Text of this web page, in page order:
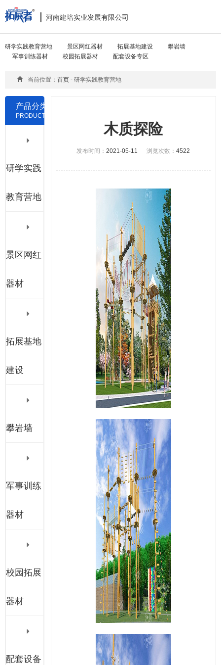
河南建培实业发展有限公司
研学实践教育营地 景区网红器材 拓展基地建设
攀岩墙
军事训练器材
校园拓展器材 配套设备专区
当前位置： 首页 - 研学实践教育营地
产品分类
PRODUCTS
研学实践
教育营地
景区网红
器材
拓展基地
建设
攀岩墙
军事训练
器材
校园拓展
器材
配套设备
木质探险
发布时间：2021-05-11 浏览次数：4522